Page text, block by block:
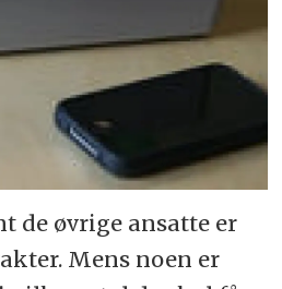
de øvrige ansatte er
Mens noen er